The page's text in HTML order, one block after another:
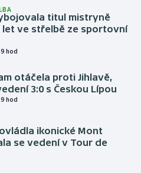
titul mistryně
let ve střelbě ze sportovní
hod
otáčela proti Jihlavě,
3:0 s Českou Lípou
hod
ikonické Mont
se vedení v Tour de